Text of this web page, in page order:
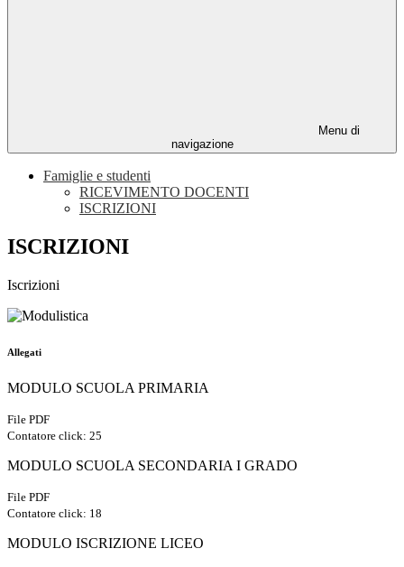
Menu di
navigazione
Famiglie e studenti
RICEVIMENTO DOCENTI
ISCRIZIONI
ISCRIZIONI
Iscrizioni
Allegati
MODULO SCUOLA PRIMARIA
File PDF
Contatore click: 25
MODULO SCUOLA SECONDARIA I GRADO
File PDF
Contatore click: 18
MODULO ISCRIZIONE LICEO